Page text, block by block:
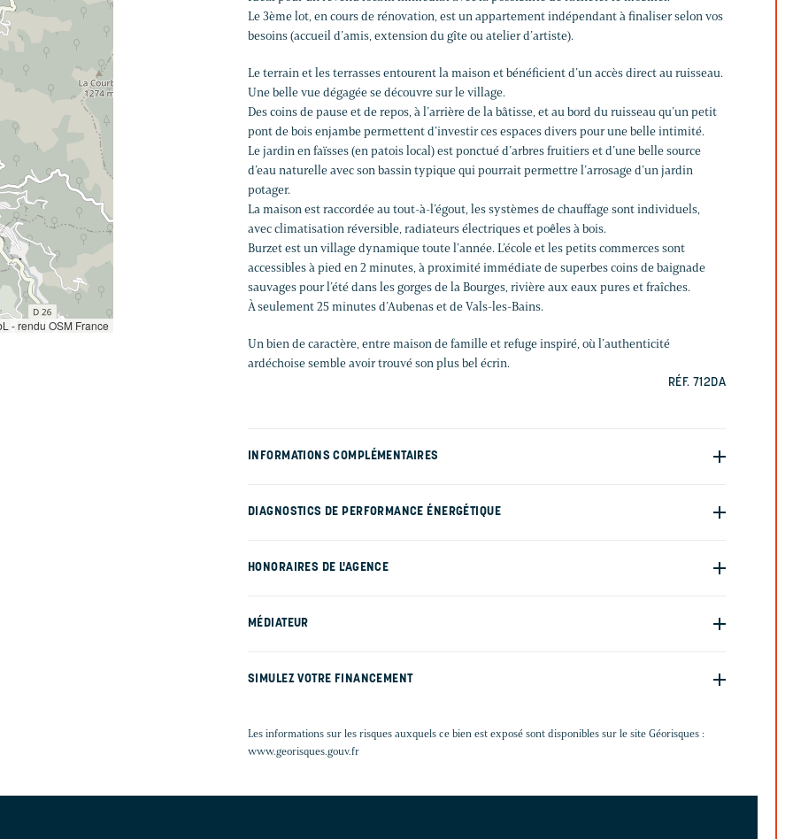
Le 3ème lot, en cours de rénovation, est un appartement indépendant à finaliser selon vos
besoins (accueil d’amis, extension du gîte ou atelier d’artiste).
Le terrain et les terrasses entourent la maison et bénéficient d’un accès direct au ruisseau.
Une belle vue dégagée se découvre sur le village.
Des coins de pause et de repos, à l’arrière de la bâtisse, et au bord du ruisseau qu’un petit
pont de bois enjambe permettent d’investir ces espaces divers pour une belle intimité.
Le jardin en faïsses (en patois local) est ponctué d’arbres fruitiers et d’une belle source
d’eau naturelle avec son bassin typique qui pourrait permettre l’arrosage d’un jardin
potager.
La maison est raccordée au tout-à-l’égout, les systèmes de chauffage sont individuels,
avec climatisation réversible, radiateurs électriques et poêles à bois.
Burzet est un village dynamique toute l’année. L’école et les petits commerces sont
accessibles à pied en 2 minutes, à proximité immédiate de superbes coins de baignade
sauvages pour l’été dans les gorges de la Bourges, rivière aux eaux pures et fraîches.
À seulement 25 minutes d’Aubenas et de Vals-les-Bains.
Un bien de caractère, entre maison de famille et refuge inspiré, où l’authenticité
ardéchoise semble avoir trouvé son plus bel écrin.
RÉF. 712DA
INFORMATIONS COMPLÉMENTAIRES
DIAGNOSTICS DE PERFORMANCE ÉNERGÉTIQUE
HONORAIRES DE L'AGENCE
MÉDIATEUR
SIMULEZ VOTRE FINANCEMENT
Les informations sur les risques auxquels ce bien est exposé sont disponibles sur le site Géorisques :
www.georisques.gouv.fr
- rendu OSM France